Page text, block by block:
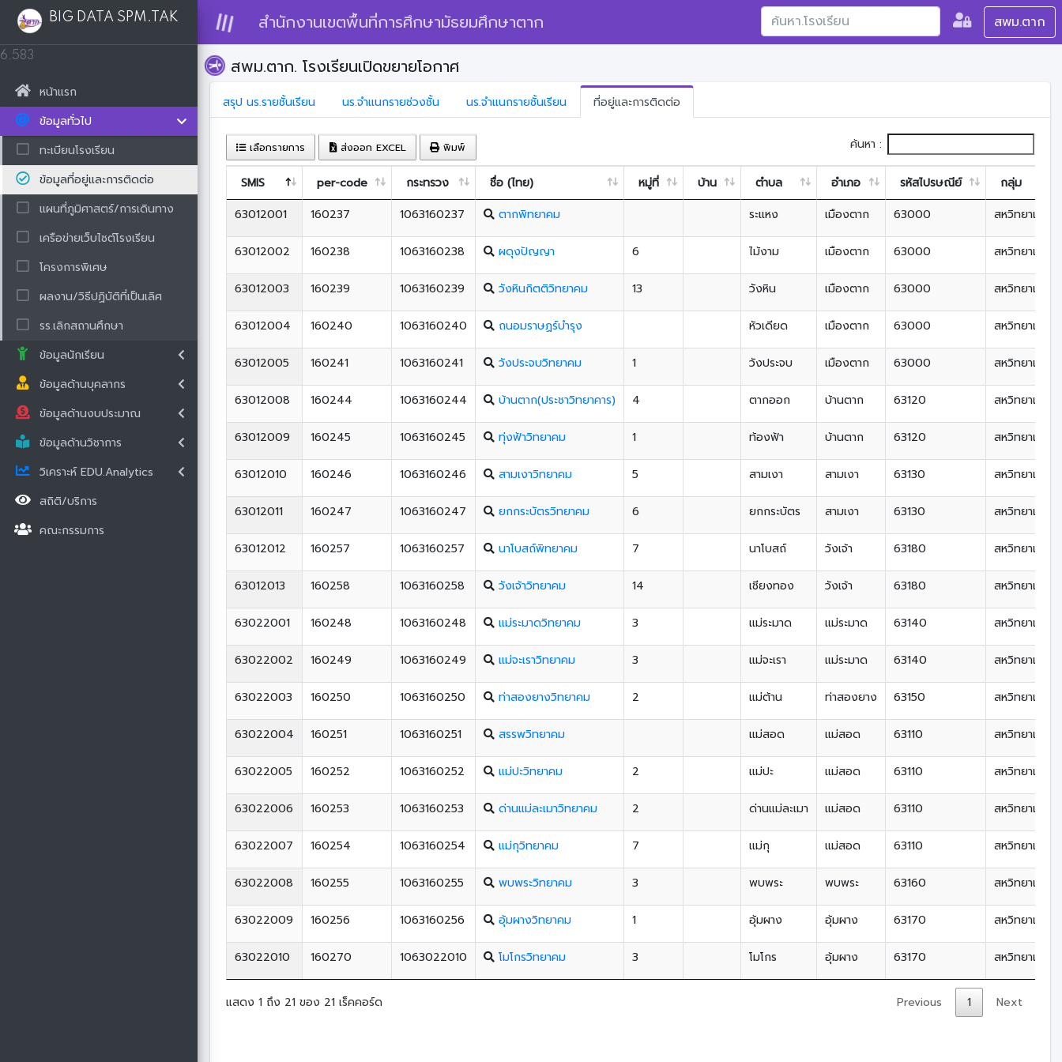
สำนักงานเขตพื้นที่การศึกษามัธยมศึกษาตาก สพม.ตาก
BIG DATA SPM.TAK
6.583
หน้าแรก
ข้อมูลทั่วไป
ทะเบียนโรงเรียน
ข้อมูลที่อยู่และการติดต่อ
แผนที่ภูมิศาสตร์/การเดินทาง
เครือข่ายเว็บไซต์โรงเรียน
โครงการพิเศษ
ผลงาน/วิธีปฏิบัติที่เป็นเลิศ
รร.เลิกสถานศึกษา
ข้อมูลนักเรียน
ข้อมูลด้านบุคลากร
ข้อมูลด้านงบประมาณ
ข้อมูลด้านวิชาการ
วิเคราะห์ EDU.Analytics
สถิติ/บริการ
คณะกรรมการ
สพม.ตาก. โรงเรียนเปิดขยายโอกาศ
สรุป นร.รายชั้นเรียน นร.จำแนกรายช่วงชั้น นร.จำแนกรายชั้นเรียน ที่อยู่และการติดต่อ
เลือกรายการ ส่งออก EXCEL พิมพ์ ค้นหา :
SMIS per-code กระทรวง ชื่อ (ไทย) หมู่ที่ บ้าน ตำบล อำเภอ รหัสไปรษณีย์
กลุ่ม
63012001
160237 1063160237 ตากพิทยาคม ระแหง เมืองตาก 63000 สหวิทยาเขตลุ่
63012002 160238 1063160238 ผดุงปัญญา 6 ไม้งาม เมืองตาก 63000 สหวิทยาเขตลุ่
63012003 160239 1063160239 วังหินกิตติวิทยาคม 13 วังหิน เมืองตาก 63000 สหวิทยาเขตลุ่
63012004 160240 1063160240 ถนอมราษฏร์บำรุง หัวเดียด เมืองตาก 63000 สหวิทยาเขตลุ่
63012005 160241 1063160241 วังประจบวิทยาคม 1 วังประจบ เมืองตาก 63000 สหวิทยาเขตลุ่
63012008 160244 1063160244 บ้านตาก(ประชาวิทยาคาร) 4 ตากออก บ้านตาก 63120 สหวิทยาเขตลุ่
63012009 160245 1063160245 ทุ่งฟ้าวิทยาคม 1 ท้องฟ้า บ้านตาก 63120 สหวิทยาเขตลุ่
63012010 160246 1063160246 สามเงาวิทยาคม 5 สามเงา สามเงา 63130 สหวิทยาเขตลุ่
63012011 160247 1063160247 ยกกระบัตรวิทยาคม 6 ยกกระบัตร สามเงา 63130 สหวิทยาเขตลุ่
63012012 160257 1063160257 นาโบสถ์พิทยาคม 7 นาโบสถ์ วังเจ้า 63180 สหวิทยาเขตลุ่
63012013 160258 1063160258 วังเจ้าวิทยาคม 14 เชียงทอง วังเจ้า 63180 สหวิทยาเขตลุ่
63022001 160248 1063160248 แม่ระมาดวิทยาคม 3 แม่ระมาด แม่ระมาด 63140 สหวิทยาเขตลุ่
63022002 160249 1063160249 แม่จะเราวิทยาคม 3 แม่จะเรา แม่ระมาด 63140 สหวิทยาเขตลุ่
63022003 160250 1063160250 ท่าสองยางวิทยาคม 2 แม่ต้าน ท่าสองยาง 63150 สหวิทยาเขตลุ่
63022004 160251 1063160251 สรรพวิทยาคม แม่สอด แม่สอด 63110 สหวิทยาเขตลุ่
63022005 160252 1063160252 แม่ปะวิทยาคม 2 แม่ปะ แม่สอด 63110 สหวิทยาเขตลุ่
63022006 160253 1063160253 ด่านแม่ละเมาวิทยาคม 2 ด่านแม่ละเมา แม่สอด 63110 สหวิทยาเขต
63022007 160254 1063160254 แม่กุวิทยาคม 7 แม่กุ แม่สอด 63110 สหวิทยาเขต
63022008 160255 1063160255 พบพระวิทยาคม 3 พบพระ พบพระ 63160 สหวิทยาเขต
63022009 160256 1063160256 อุ้มผางวิทยาคม 1 อุ้มผาง อุ้มผาง 63170 สหวิทยาเขต
63022010 160270 1063022010 โมโกรวิทยาคม 3 โมโกร อุ้มผาง 63170 สหวิทยาเขต
แสดง 1 ถึง 21 ของ 21 เร็คคอร์ด Previous 1 Next